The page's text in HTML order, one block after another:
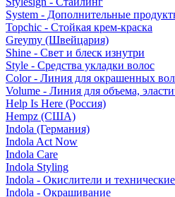
System - Дополнительные
Topchic - Стойкая крем-краска
Greymy (Швейцария)
Shine - Свет и блеск изнутри
Style - Средства укладки волос
Color - Линия для окрашенных
Volume - Линия для объема,
Help Is Here (Россия)
Hempz (США)
Indola (Германия)
Indola Act Now
Indola Care
Indola Styling
Indola - Окислители и технические
Indola - Окрашивание